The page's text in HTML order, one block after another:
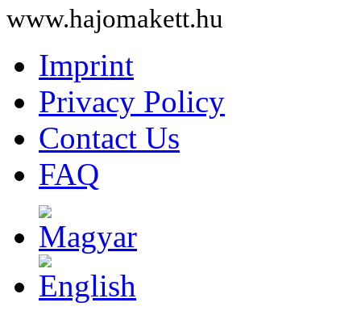
www.hajomakett.hu
Imprint
Privacy Policy
Contact Us
FAQ